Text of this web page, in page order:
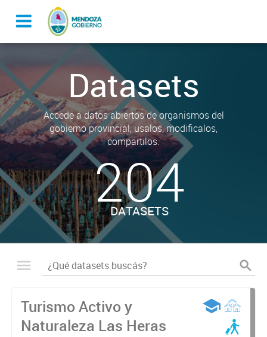
Datasets
Accede a datos abiertos de organismos del
gobierno provincial, usalos, modificalos,
compartilos.
204
DATASETS
Turismo Activo y
Naturaleza Las Heras